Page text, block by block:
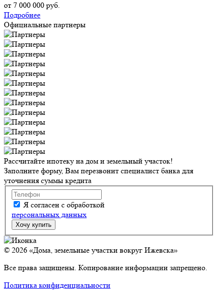
от 7 000 000 руб.
Подробнее
Официальные партнеры
Рассчитайте ипотеку на дом и земельный участок!
Заполните форму, Вам перезвонит специалист банка для
уточнения суммы кредита
Я согласен с обработкой
персональных данных
© 2026 «Дома, земельные участки вокруг Ижевска»
Все права защищены. Копирование информации запрещено.
Политика конфиденциальности